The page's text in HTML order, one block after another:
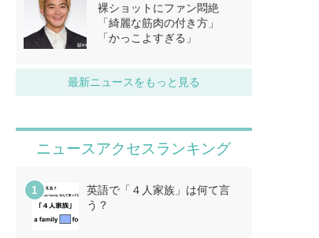
裸ショットにファン悶絶
「綺麗な筋肉の付き方」
「かっこよすぎる」
最新ニュースをもっと見る
ニュースアクセスランキング
英語で「４人家族」は何て言
う？